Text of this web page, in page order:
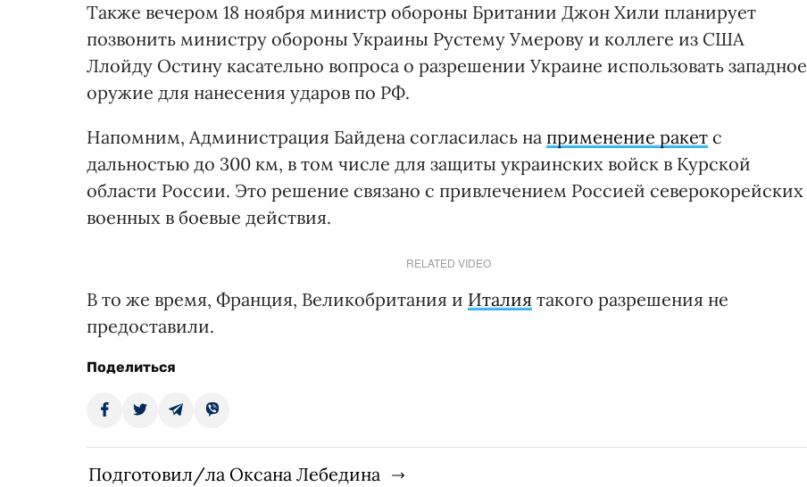
Также вечером 18 ноября министр обороны Британии Джон Хили планирует
позвонить министру обороны Украины Рустему Умерову и коллеге из США
Ллойду Остину касательно вопроса о разрешении Украине использовать западное
оружие для нанесения ударов по РФ.
Напомним, Администрация Байдена согласилась на применение ракет с
дальностью до 300 км, в том числе для защиты украинских войск в Курской
области России. Это решение связано с привлечением Россией северокорейских
военных в боевые действия.
RELATED VIDEO
В то же время, Франция, Великобритания и Италия такого разрешения не
предоставили.
Поделиться
Подготовил/ла Оксана Лебедина